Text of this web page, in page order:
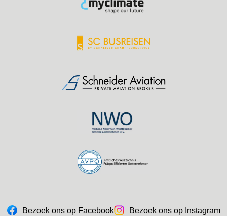
Bezoek ons op Facebook Bezoek ons op Instagram